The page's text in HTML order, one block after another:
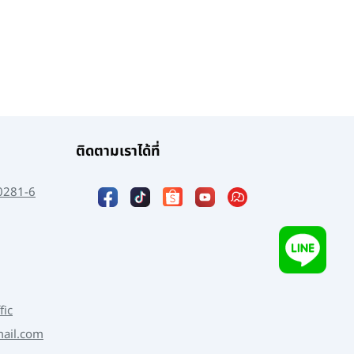
6
ติดตามเราได้ที่